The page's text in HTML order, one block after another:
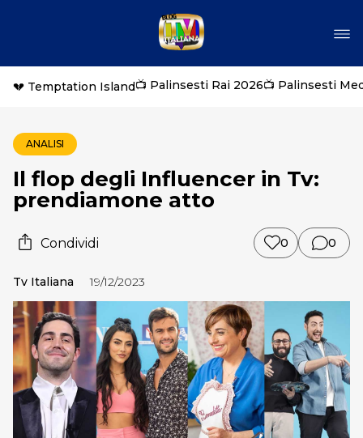
💔 Temptation Island📺 Palinsesti Rai 2026📺 Palinsesti
ANALISI
Il flop degli Influencer in Tv:
prendiamone atto
Condividi 0 0
Tv Italiana 19/12/2023